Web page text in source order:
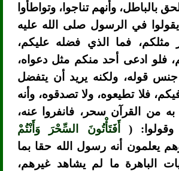
بالباطل، وأنهم تناجوا، وتواطأوا
يقولوا في الرسول صلى الله عليه
مثلكم، فما الذي فضله عليكم،
فلو ادعى أحد منكم مثل دعواه،
قوله، ولكنه يريد أن يتفضل
فلا تطيعوه، ولا تصدقوه، وأنه
من القرآن سحر، فانفروا عنه،
وقولوا: (أَفَتَأْتُونَ السِّحْرَ وَأَنْتُمْ
يعلمون أنه رسول الله حقا بما
الباهرة ما لم يشاهد غيرهم،